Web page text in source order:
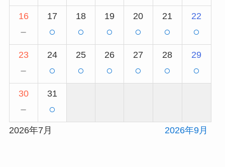
16
－
17
○
18
○
19
○
20
○
21
○
22
○
23
－
24
○
25
○
26
○
27
○
28
○
29
○
30
－
31
○
2026年7月 2026年9月